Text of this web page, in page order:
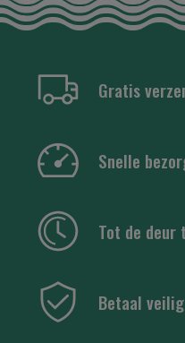
Gratis
Snelle
Tot de deur
Betaal veilig